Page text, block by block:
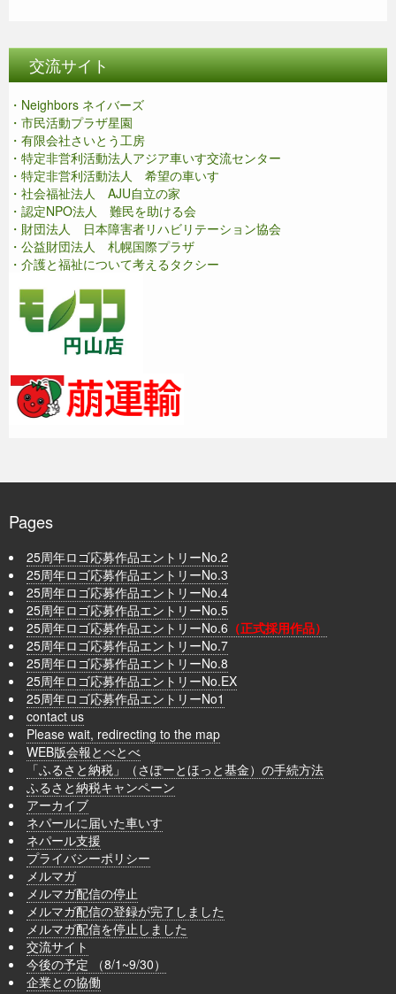
交流サイト
・Neighbors ネイバーズ
・市民活動プラザ星園
・有限会社さいとう工房
・特定非営利活動法人アジア車いす交流センター
・特定非営利活動法人 希望の車いす
・社会福祉法人 AJU自立の家
・認定NPO法人 難民を助ける会
・財団法人 日本障害者リハビリテーション協会
・公益財団法人 札幌国際プラザ
・介護と福祉について考えるタクシー
Pages
25周年ロゴ応募作品エントリーNo.2
25周年ロゴ応募作品エントリーNo.3
25周年ロゴ応募作品エントリーNo.4
25周年ロゴ応募作品エントリーNo.5
25周年ロゴ応募作品エントリーNo.6 （正式採用作品）
25周年ロゴ応募作品エントリーNo.7
25周年ロゴ応募作品エントリーNo.8
25周年ロゴ応募作品エントリーNo.EX
25周年ロゴ応募作品エントリーNo1
contact us
Please wait, redirecting to the map
WEB版会報とべとべ
「ふるさと納税」（さぽーとほっと基金）の手続方法
ふるさと納税キャンペーン
アーカイブ
ネパールに届いた車いす
ネパール支援
プライバシーポリシー
メルマガ
メルマガ配信の停止
メルマガ配信の登録が完了しました
メルマガ配信を停止しました
交流サイト
今後の予定 （8/1~9/30）
企業との協働